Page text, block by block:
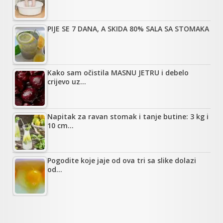
PIJE SE 7 DANA, A SKIDA 80% SALA SA STOMAKA
Kako sam očistila MASNU JETRU i debelo
crijevo uz…
Napitak za ravan stomak i tanje butine: 3 kg i
10 cm…
Pogodite koje jaje od ova tri sa slike dolazi
od…